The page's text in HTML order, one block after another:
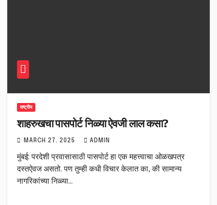
राष्ट्रीय
शाहरुखचा पासपोर्ट निळ्या ऐवजी लाल कसा?
MARCH 27, 2025 ADMIN
मुंबई: परदेशी प्रवासासाठी पासपोर्ट हा एक महत्त्वाचा ओळखपत्र
दस्तऐवज असतो. पण तुम्ही कधी विचार केलात का, की सामान्य
नागरिकांच्या निळ्या…